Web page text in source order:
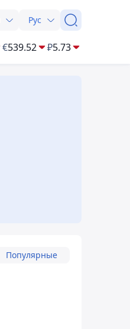
Рус
€539.52 ₽5.73
Популярные